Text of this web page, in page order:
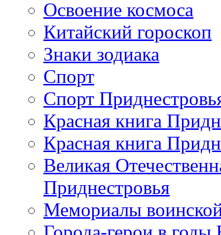
Освоение космоса
Китайский гороскоп
Знаки зодиака
Спорт
Спорт
Красная книга
Красная книга
Великая
Приднестровья
Мемориалы